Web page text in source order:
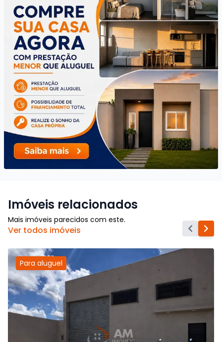
Para aluguel
Imóveis relacionados
Mais imóveis parecidos com este.
Ver todos imóveis